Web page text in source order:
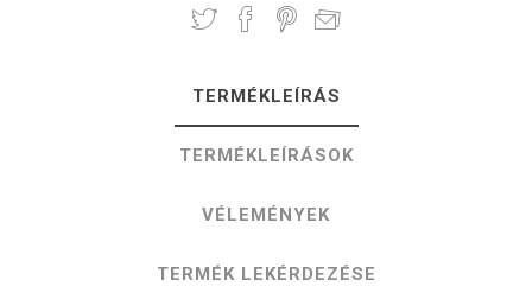
TERMÉKLEÍRÁS
TERMÉKLEÍRÁSOK
VÉLEMÉNYEK
TERMÉK LEKÉRDEZÉSE